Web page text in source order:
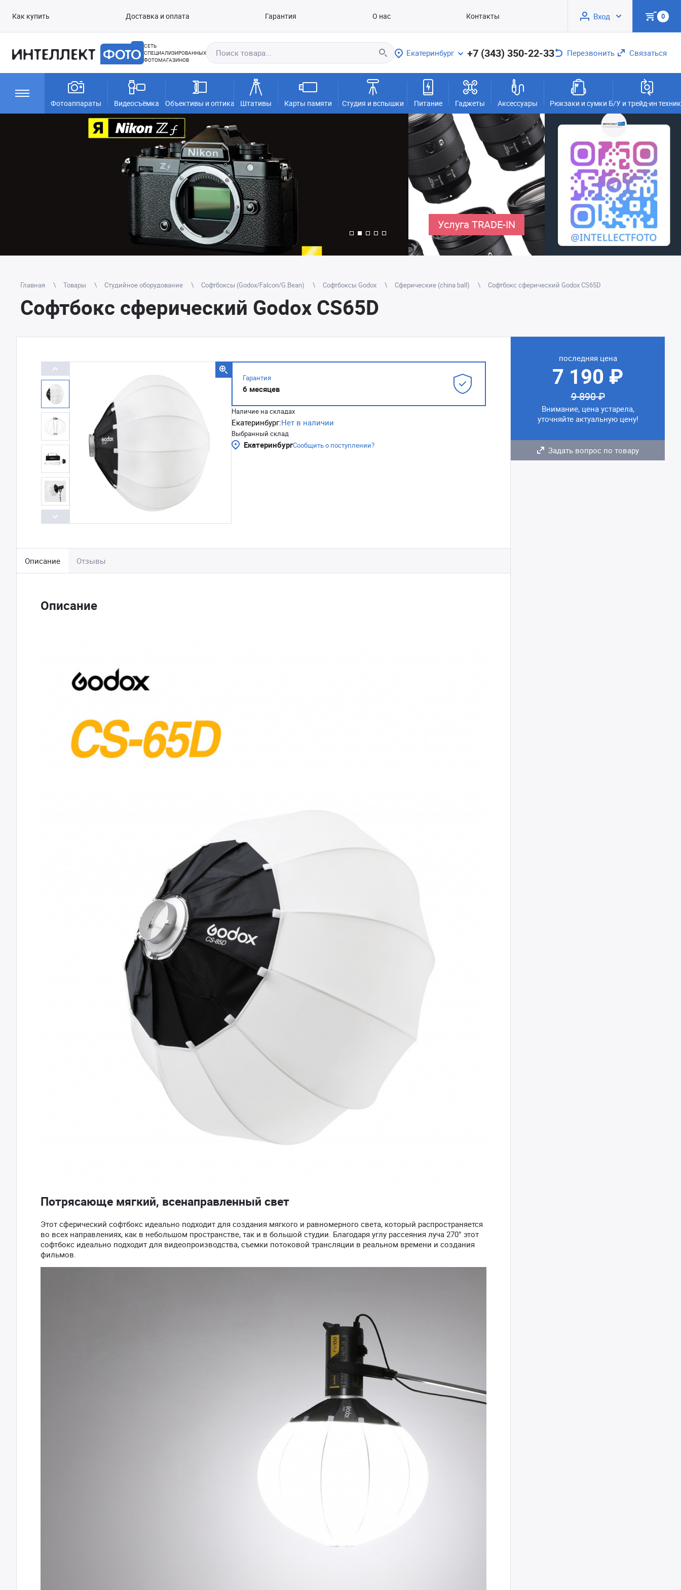
Как купить Доставка и оплата Гарантия О нас Контакты Вход 0
СЕТЬ
СПЕЦИАЛИЗИРОВАННЫХ
ФОТОМАГАЗИНОВ
Екатеринбург +7 (343) 350-22-33 Перезвонить Связаться
Фотоаппараты Видеосъёмка Объективы и оптика Штативы Карты памяти Студия и вспышки Питание Гаджеты Аксессуары Рюкзаки и сумки Б/У и трейд-ин
Услуга TRADE-IN
Главная Товары Студийное оборудование Софтбоксы (Godox/Falcon/G.Bean) Софтбоксы Godox Сферические (china ball) Софтбокс сферический Godox CS65D
Софтбокс сферический Godox CS65D
Гарантия
6 месяцев
Наличие на складах
Екатеринбург:Нет в наличии
Выбранный склад
ЕкатеринбургСообщить о поступлении?
Описание Отзывы
Описание
Потрясающе мягкий, всенаправленный свет
Этот сферический софтбокс идеально подходит для создания мягкого и равномерного света, который распространяется
во всех направлениях, как в небольшом пространстве, так и в большой студии. Благодаря углу рассеяния луча 270° этот
софтбокс идеально подходит для видеопроизводства, съемки потоковой трансляции в реальном времени и создания
фильмов.
последняя цена
7 190 ₽
9 890 ₽
Внимание, цена устарела,
уточняйте актуальную цену!
Задать вопрос по товару